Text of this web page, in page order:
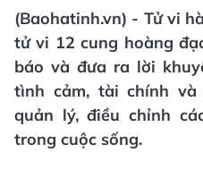
(Baohatinh.vn) - Tử vi
tử vi 12 cung hoàng
báo và đưa ra lời
tình cảm, tài chính
quản lý, điều chỉnh
trong cuộc sống.